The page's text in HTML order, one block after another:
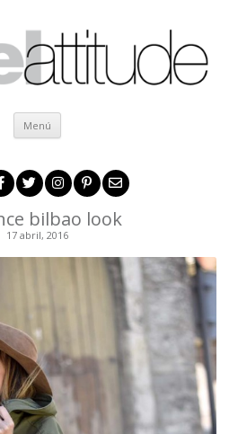
Menú Ir al contenido
bilbao look
17 abril, 2016